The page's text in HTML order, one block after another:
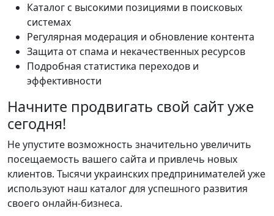
Каталог с высокими позициями в поисковых
системах
Регулярная модерация и обновление контента
Защита от спама и некачественных ресурсов
Подробная статистика переходов и
эффективности
Начните продвигать свой сайт уже
сегодня!
Не упустите возможность значительно увеличить
посещаемость вашего сайта и привлечь новых
клиентов. Тысячи украинских предпринимателей уже
используют наш каталог для успешного развития
своего онлайн-бизнеса.